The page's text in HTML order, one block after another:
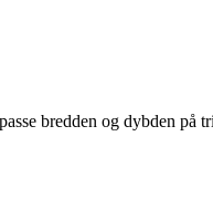
bredden og dybden på